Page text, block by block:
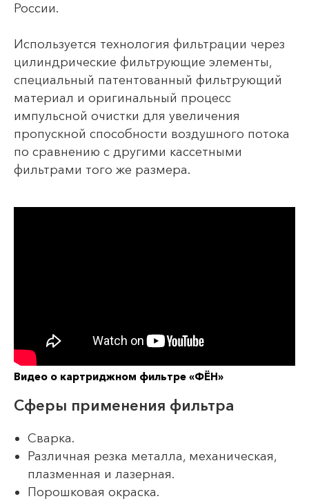
России.
Используется технология фильтрации через
цилиндрические фильтрующие элементы,
специальный патентованный фильтрующий
материал и оригинальный процесс
импульсной очистки для увеличения
пропускной способности воздушного потока
по сравнению с другими кассетными
фильтрами того же размера.
Видео о картриджном фильтре «ФЁН»
Сферы применения фильтра
Сварка.
Различная резка металла, механическая,
плазменная и лазерная.
Порошковая окраска.